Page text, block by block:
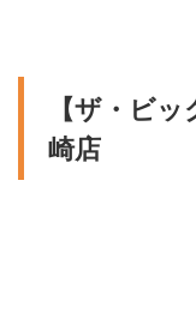
【ザ・ビ
崎店